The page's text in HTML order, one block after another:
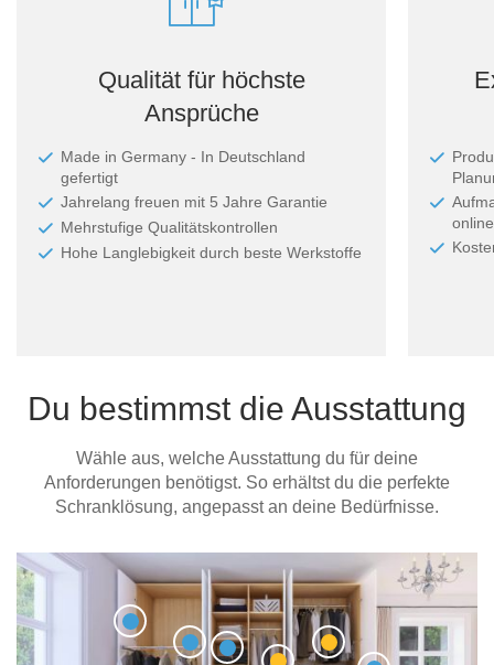
Qualität für höchste
Ansprüche
Made in Germany - In Deutschland
gefertigt
Jahrelang freuen mit 5 Jahre Garantie
Mehrstufige Qualitätskontrollen
Hohe Langlebigkeit durch beste Werkstoffe
Du bestimmst die Ausstattung
Wähle aus, welche Ausstattung du für deine
Anforderungen benötigst. So erhältst du die perfekte
Schranklösung, angepasst an deine Bedürfnisse.